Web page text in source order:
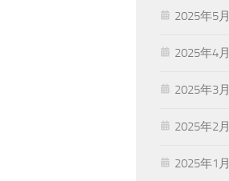
2025年5月
2025年4月
2025年3月
2025年2月
2025年1月